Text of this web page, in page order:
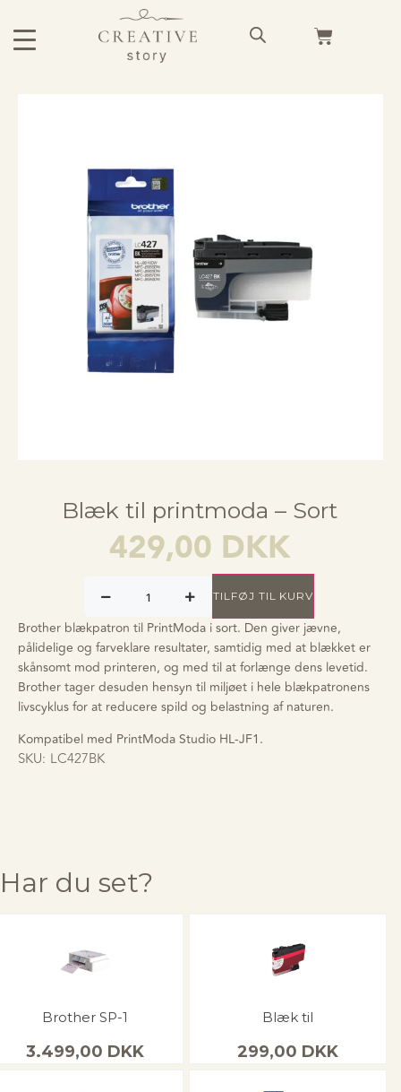
Blæk til printmoda – Sort
429,00 DKK
TILFØJ TIL KURV
Brother blækpatron til PrintModa i sort. Den giver jævne,
pålidelige og farveklare resultater, samtidig med at blækket er
skånsomt mod printeren, og med til at forlænge dens levetid.
Brother tager desuden hensyn til miljøet i hele blækpatronens
livscyklus for at reducere spild og belastning af naturen.
Kompatibel med PrintModa Studio HL-JF1.
SKU: LC427BK
Har du set?
Brother SP-1
3.499,00 DKK
Blæk til
299,00 DKK